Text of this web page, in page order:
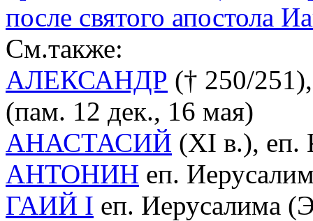
после святого апостола
См.также:
АЛЕКСАНДР († 250/
(пам. 12 дек., 16 мая)
АНАСТАСИЙ (XI в.), еп.
АНТОНИН еп.
ГАИЙ I еп. Иерусалима